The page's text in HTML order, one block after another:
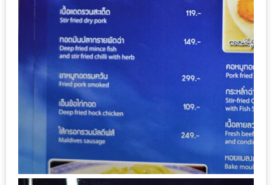
อร่อย
ที่สุด?
งาน
แฟร์
เรื่อง
บ้าน
ทุก
คน
ต้อง